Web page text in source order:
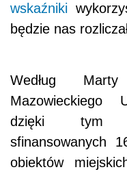
wskaźniki
będzie nas
Według
Mazowieckiego
dzięki tym
sfinansowanych
obiektów